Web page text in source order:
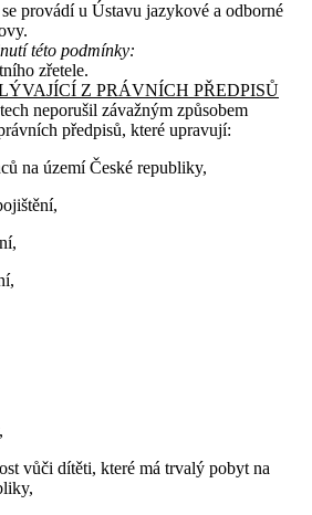
provádí u Ústavu jazykové a odborné
této podmínky:
zřetele.
Z PRÁVNÍCH PŘEDPISŮ
neporušil závažným způsobem
předpisů, které upravují:
na území České republiky,
vůči dítěti, které má trvalý pobyt na